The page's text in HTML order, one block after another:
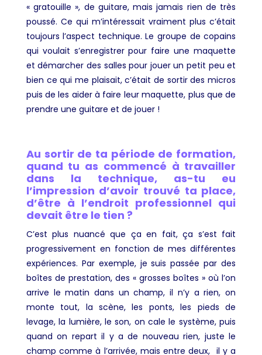
« gratouille », de guitare, mais jamais rien de très
poussé. Ce qui m’intéressait vraiment plus c’était
toujours l’aspect technique. Le groupe de copains
qui voulait s’enregistrer pour faire une maquette
et démarcher des salles pour jouer un petit peu et
bien ce qui me plaisait, c’était de sortir des micros
puis de les aider à faire leur maquette, plus que de
prendre une guitare et de jouer !
Au sortir de ta période de formation,
quand tu as commencé à travailler
dans la technique, as-tu eu
l’impression d’avoir trouvé ta place,
d’être à l’endroit professionnel qui
devait être le tien ?
C’est plus nuancé que ça en fait, ça s’est fait
progressivement en fonction de mes différentes
expériences. Par exemple, je suis passée par des
boîtes de prestation, des « grosses boîtes » où l’on
arrive le matin dans un champ, il n’y a rien, on
monte tout, la scène, les ponts, les pieds de
levage, la lumière, le son, on cale le système, puis
quand on repart il y a de nouveau rien, juste le
champ comme à l’arrivée, mais entre deux, il y a